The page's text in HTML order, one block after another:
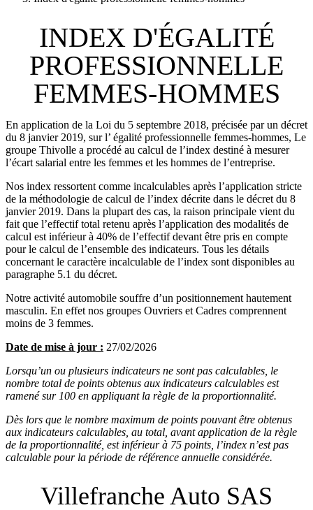
INDEX D'ÉGALITÉ
PROFESSIONNELLE
FEMMES-HOMMES
En application de la Loi du 5 septembre 2018, précisée par un décret
du 8 janvier 2019, sur l’ égalité professionnelle femmes-hommes, Le
groupe Thivolle a procédé au calcul de l’index destiné à mesurer
l’écart salarial entre les femmes et les hommes de l’entreprise.
Nos index ressortent comme incalculables après l’application stricte
de la méthodologie de calcul de l’index décrite dans le décret du 8
janvier 2019. Dans la plupart des cas, la raison principale vient du
fait que l’effectif total retenu après l’application des modalités de
calcul est inférieur à 40% de l’effectif devant être pris en compte
pour le calcul de l’ensemble des indicateurs. Tous les détails
concernant le caractère incalculable de l’index sont disponibles au
paragraphe 5.1 du décret.
Notre activité automobile souffre d’un positionnement hautement
masculin. En effet nos groupes Ouvriers et Cadres comprennent
moins de 3 femmes.
Date de mise à jour : 27/02/2026
Lorsqu’un ou plusieurs indicateurs ne sont pas calculables, le
nombre total de points obtenus aux indicateurs calculables est
ramené sur 100 en appliquant la règle de la proportionnalité.
Dès lors que le nombre maximum de points pouvant être obtenus
aux indicateurs calculables, au total, avant application de la règle
de la proportionnalité, est inférieur à 75 points, l’index n’est pas
calculable pour la période de référence annuelle considérée.
Villefranche Auto SAS